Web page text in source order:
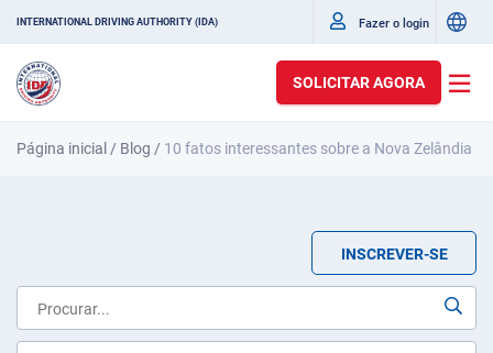
INTERNATIONAL DRIVING AUTHORITY (IDA) Fazer o login
SOLICITAR AGORA
Página inicial / Blog / 10 fatos interessantes sobre a Nova Zelândia
INSCREVER-SE